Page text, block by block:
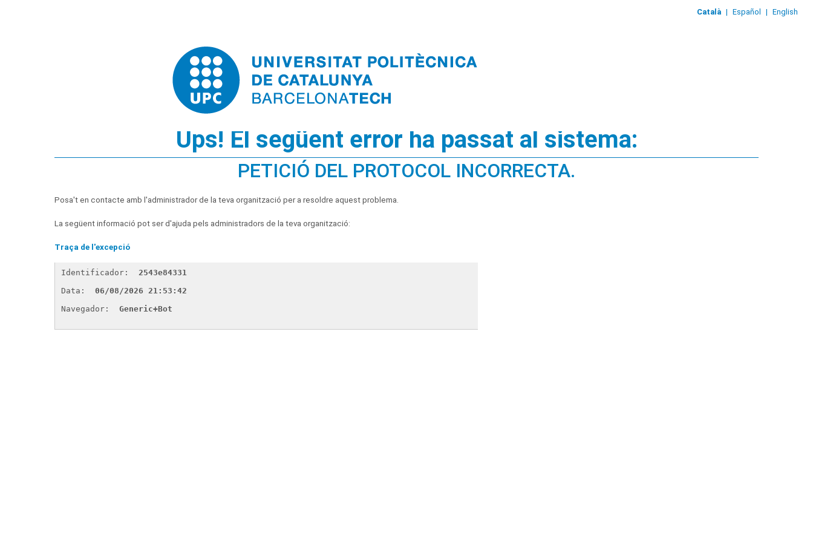
Català | Español | English
Ups! El següent error ha passat al sistema:
PETICIÓ DEL PROTOCOL INCORRECTA.
Posa't en contacte amb l'administrador de la teva organització per a resoldre aquest problema.
La següent informació pot ser d'ajuda pels administradors de la teva organització:
Traça de l'excepció
Identificador:
2543e84331
Data:
06/08/2026 21:53:42
Navegador:
Generic+Bot